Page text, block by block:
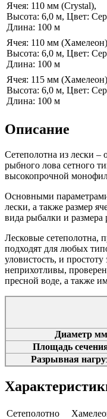
Ячея: 110 мм (Crystal),
Высота: 6,0 м, Цвет:
Длина: 100 м
Ячея: 110 мм
Высота: 6,0 м, Цвет:
Длина: 100 м
Ячея: 115 мм
Высота: 6,0 м, Цвет:
Длина: 100 м
Описание
Сетеполотна из лески –
рыбного лова сетного
высокопрочной
Основными
лески, а также размер
вида рыбалки и
Лесковые сетеполотна,
подходят для любых
уловистость, и
неприхотливы,
пресной воде, а также
Диаметр мм
Площадь
Разрывная
Сетеполотно